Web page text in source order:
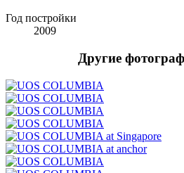
Год постройки
2009
Другие